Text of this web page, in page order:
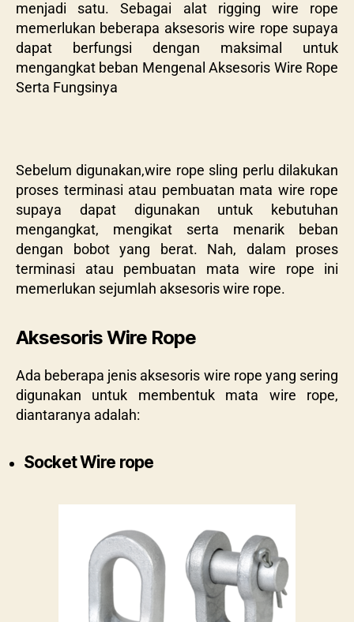
menjadi satu. Sebagai alat rigging wire rope
memerlukan beberapa aksesoris wire rope supaya
dapat berfungsi dengan maksimal untuk
mengangkat beban Mengenal Aksesoris Wire Rope
Serta Fungsinya
Sebelum digunakan,wire rope sling perlu dilakukan
proses terminasi atau pembuatan mata wire rope
supaya dapat digunakan untuk kebutuhan
mengangkat, mengikat serta menarik beban
dengan bobot yang berat. Nah, dalam proses
terminasi atau pembuatan mata wire rope ini
memerlukan sejumlah aksesoris wire rope.
Aksesoris Wire Rope
Ada beberapa jenis aksesoris wire rope yang sering
digunakan untuk membentuk mata wire rope,
diantaranya adalah:
Socket Wire rope